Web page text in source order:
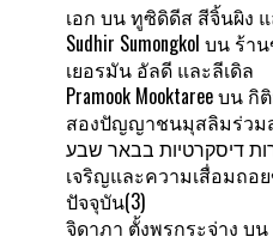
เอก บนทูซิดิดีส สีจิ้นผิง
Sudhir Sumongkol บน ร้า
เยอรมัน อัลดี และลีเดิล
Pramook Mooktareeบน กิ
สองปัญญาชนมุสลิมร่วม
เจริญและความเสื่อมถอ
ปัจจุบัน(3)
จิดาภา ตั้งพรกระจ่าง บน